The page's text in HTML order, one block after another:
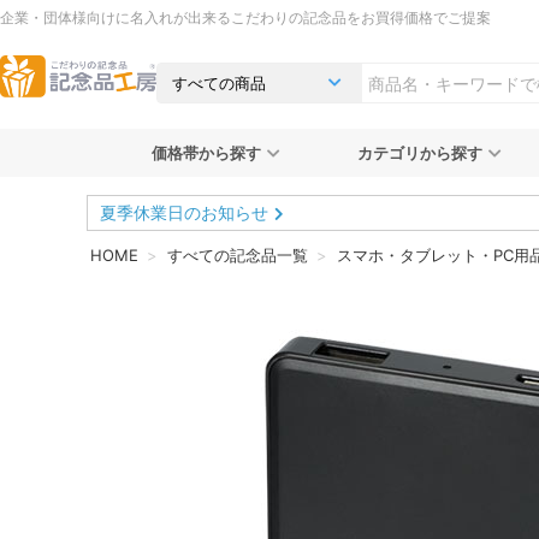
企業・団体様向けに名入れが出来るこだわりの記念品をお買得価格でご提案
価格帯から探す カテゴリから探す
夏季休業日のお知らせ
HOME すべての記念品一覧 スマホ・タブレット・PC用